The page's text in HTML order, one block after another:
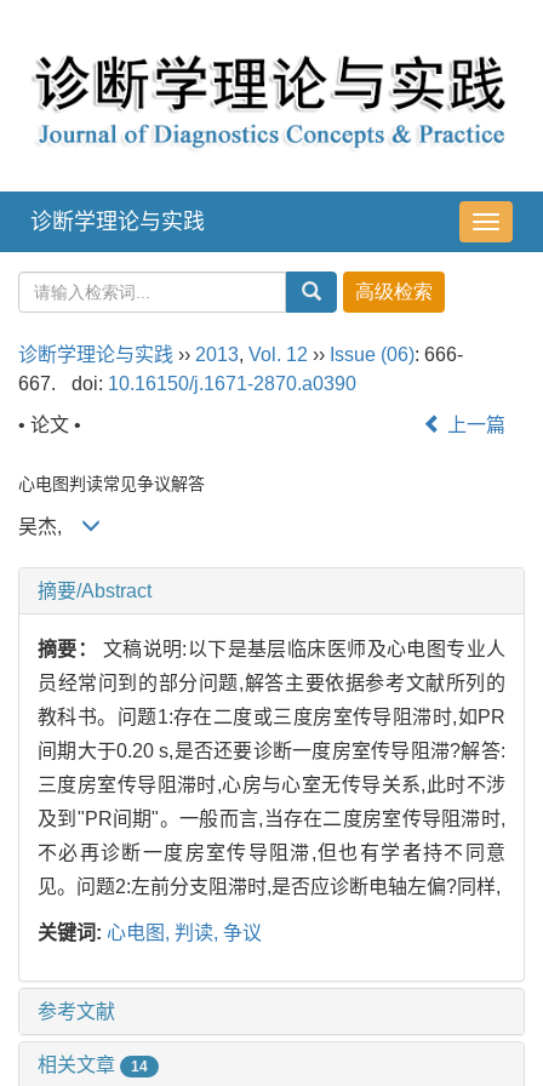
导
航
诊断学理论与实践
诊断学理论与实践 ›› 2013, Vol. 12 ›› Issue (06): 666-
667.
doi: 10.16150/j.1671-2870.a0390
• 论文 •
上一篇
心电图判读常见争议解答
吴杰,
摘要/Abstract
摘要： 文稿说明:以下是基层临床医师及心电图专业人
员经常问到的部分问题,解答主要依据参考文献所列的
教科书。问题1:存在二度或三度房室传导阻滞时,如PR
间期大于0.20 s,是否还要诊断一度房室传导阻滞?解答:
三度房室传导阻滞时,心房与心室无传导关系,此时不涉
及到"PR间期"。一般而言,当存在二度房室传导阻滞时,
不必再诊断一度房室传导阻滞,但也有学者持不同意
见。问题2:左前分支阻滞时,是否应诊断电轴左偏?同样,
关键词: 心电图, 判读, 争议
参考文献
相关文章 14